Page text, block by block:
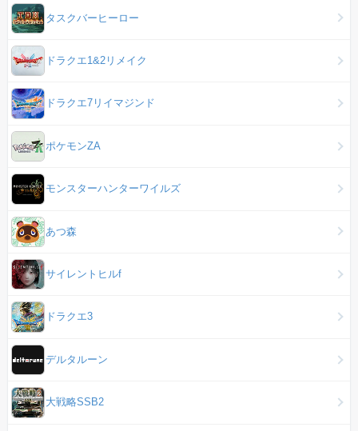
タスクバーヒーロー
ドラクエ1&2リメイク
ドラクエ7リイマジンド
ポケモンZA
モンスターハンターワイルズ
あつ森
サイレントヒルf
ドラクエ3
デルタルーン
大戦略SSB2